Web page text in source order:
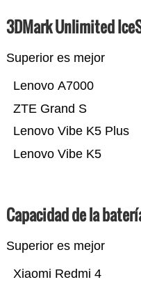
3DMark Unlimited
Superior es mejor
Lenovo Vibe K5
Lenovo Vibe K5 Plus
ZTE Grand S
Lenovo A7000
Capacidad de la
Superior es mejor
Xiaomi Redmi 4